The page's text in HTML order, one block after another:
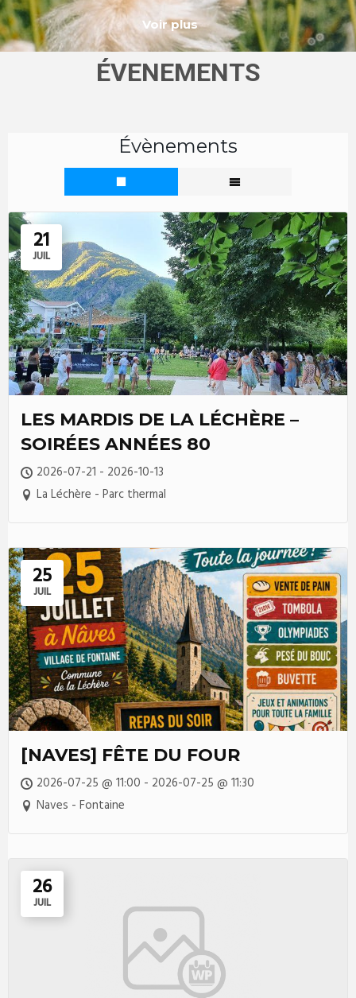
Voir plus
ÉVENEMENTS
Évènements
21
JUIL
LES MARDIS DE LA LÉCHÈRE –
SOIRÉES ANNÉES 80
2026-07-21 - 2026-10-13
La Léchère - Parc thermal
25
JUIL
[NAVES] FÊTE DU FOUR
2026-07-25 @ 11:00 - 2026-07-25 @ 11:30
Naves - Fontaine
26
JUIL